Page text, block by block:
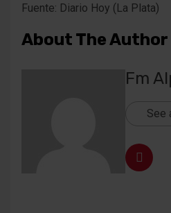
Fuente: Diario Hoy (La Plata)
About The Author
Fm
See